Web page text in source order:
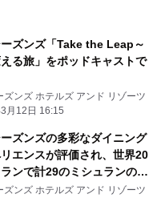
ズンズ「Take the Leap～
る旅」をポッドキャストで
ズンズ ホテルズ アンド リゾーツ
月12日 16:15
ズンズの多彩なダイニング
エンスが評価され、世界20
ンで計29のミシュランの星
ズンズ ホテルズ アンド リゾーツ